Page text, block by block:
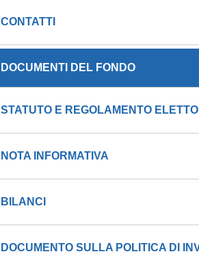
CONTATTI
DOCUMENTI DEL FONDO
STATUTO E REGOLAMENTO
NOTA INFORMATIVA
BILANCI
DOCUMENTO SULLA POLITICA DI